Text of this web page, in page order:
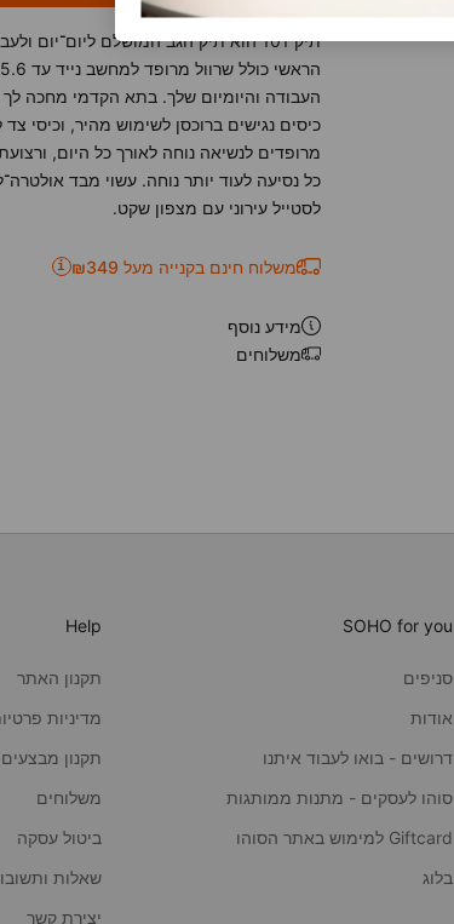
תיק 101 הוא תיק הגב המושלם ליום־יום
העבודה והיומיום שלך. בתא הקדמי מחכה לך
כיסים נגישים ברוכסן לשימוש מהיר, וכיסי
מרופדים לנשיאה נוחה לאורך כל היום,
כל נסיעה לעוד יותר נוחה. עשוי מבד
לסטייל עירוני עם מצפון שקט.
משלוח חינם בקנייה מעל ₪349 i
מידע נוסף
משלוחים
SOHO for you
סניפים
אודות
דרושים - בואו לעבוד איתנו
סוהו לעסקים - מתנות ממותגות
Giftcard למימוש באתר הסוהו
בלוג
Help
תקנון האתר
מדיניות
תקנון מבצעים
משלוחים
ביטול עסקה
שאלות
יצירת קשר